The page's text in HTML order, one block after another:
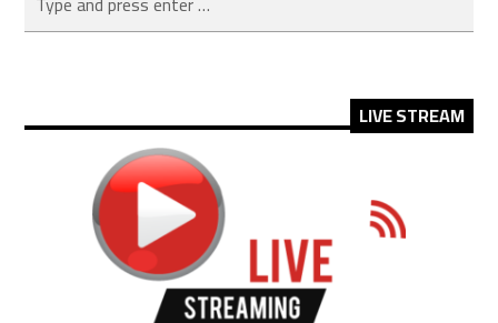
LIVE STREAM